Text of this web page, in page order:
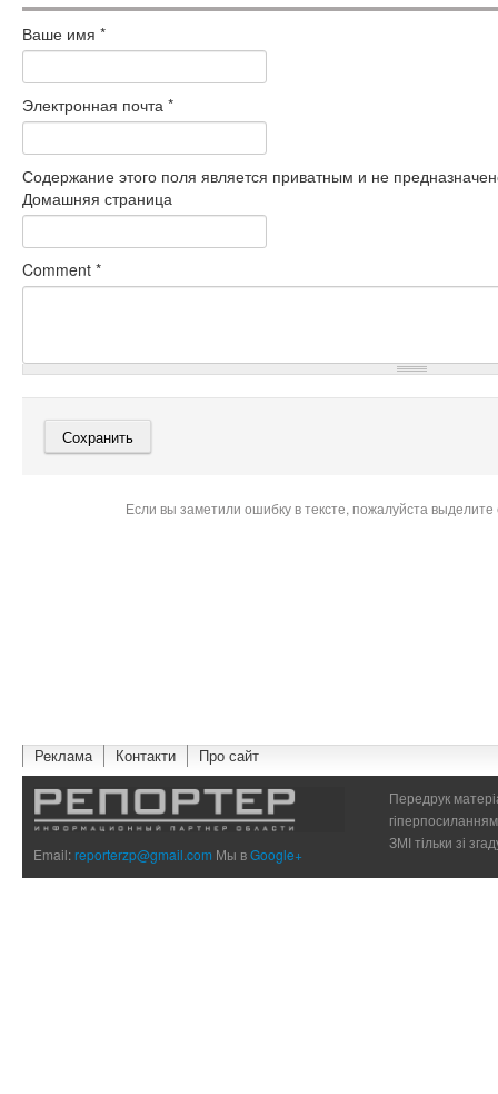
Ваше имя *
Электронная почта *
Содержание этого поля является приватным и не
Домашняя страница
Comment *
Если вы заметили ошибку в тексте, пожалуйста
Реклама Контакти Про сайт
Email:reporterzp@gmail.com Мы вGoogle+
Передрук
ЗМІ тільки зі